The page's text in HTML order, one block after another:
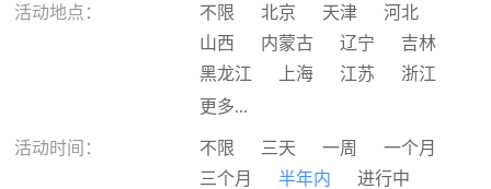
活动地点： 不限 北京 天津
河北
山西
内蒙古 辽宁
吉林
黑龙江
上海 江苏
浙江
安徽
广东
广西
海南 重庆
四川
更多...
活动时间： 不限 三天 一周
一个月
三个月
半年内 进行中